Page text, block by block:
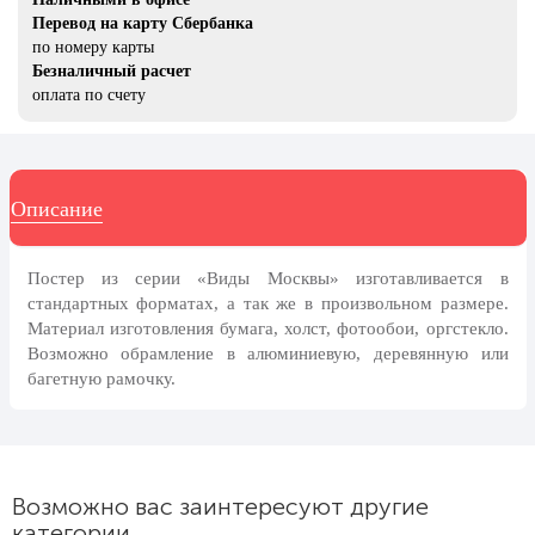
8 марта, Международный женский
день
27 марта, День театра
1 апреля, День смеха
благоустройству
День геолога (первое воскресенье
Светлая Пасха
12 апреля, День космонавтики
18 апреля, Дни исторического и
культурного наследия
9 мая, День Победы
Перевод на карту Сбербанка
по номеру карты
Безналичный расчет
оплата по счету
Описание
Постер из серии «Виды Москвы» изготавливается в
стандартных форматах, а так же в произвольном размере.
Материал изготовления бумага, холст, фотообои, оргстекло.
Возможно обрамление в алюминиевую, деревянную или
багетную рамочку.
Возможно вас заинтересуют другие